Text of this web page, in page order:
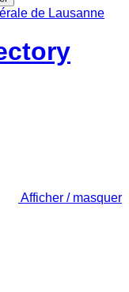
Afficher / masquer